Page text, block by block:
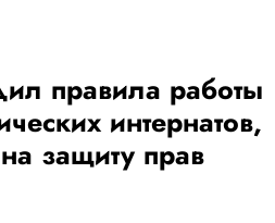
правила работы
интернатов,
защиту прав